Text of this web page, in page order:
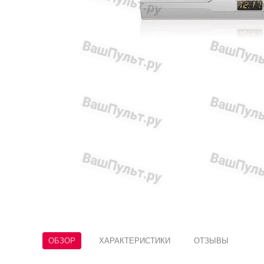
ОБЗОР ХАРАКТЕРИСТИКИ ОТЗЫВЫ